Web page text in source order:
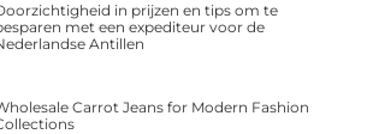
in prijzen en tips om te
met een expediteur voor de
Antillen
Carrot Jeans for Modern Fashion